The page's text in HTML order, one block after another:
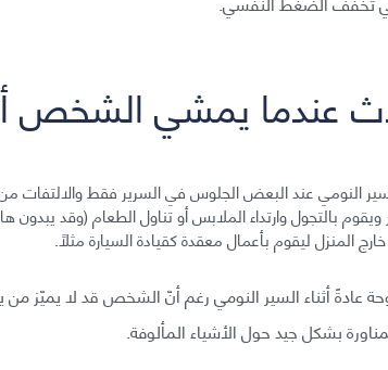
عندما يمشي الشخص
النومي عند البعض الجلوس في السرير فقط والالتفات
بالتجول وارتداء الملابس أو تناول الطعام (وقد يبدون
المنزل ليقوم بأعمال معقدة كقيادة السيارة مثلًا.
عادةً أثناء السير النومي رغم أنّ الشخص قد لا يميّز
بشكل جيد حول الأشياء المألوفة.